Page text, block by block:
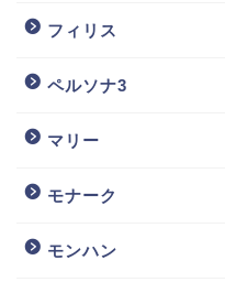
フィリス
ペルソナ3
マリー
モナーク
モンハン